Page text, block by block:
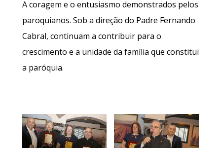
A coragem e o entusiasmo demonstrados pelos
paroquianos. Sob a direção do Padre Fernando
Cabral, continuam a contribuir para o
crescimento e a unidade da família que constitui
a paróquia.